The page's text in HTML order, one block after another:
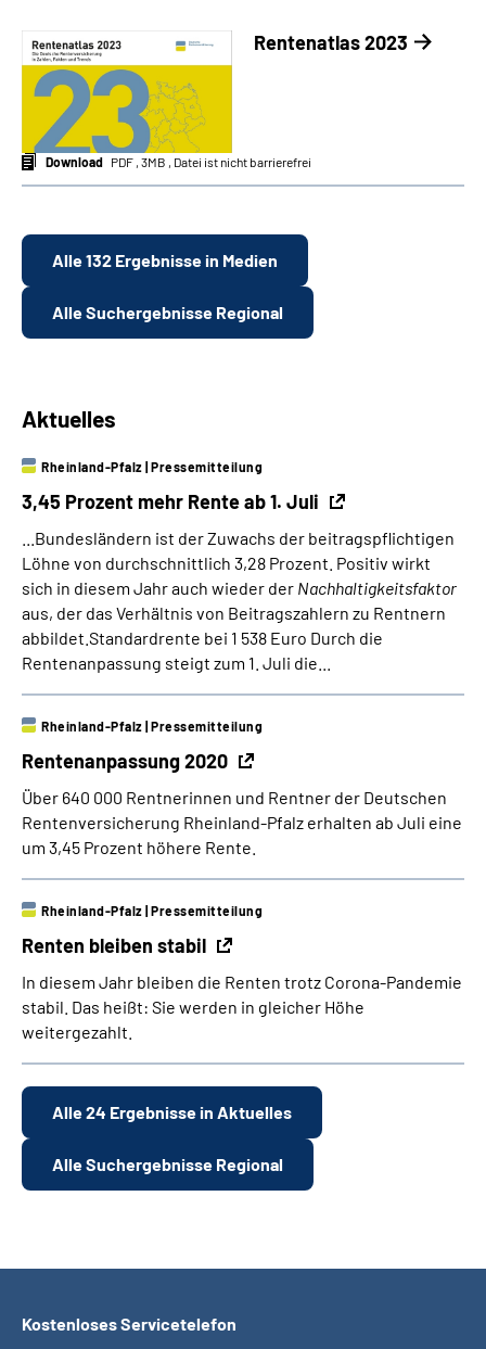
Rentenatlas 2023
Download PDF , 3MB , Datei ist nicht barrierefrei
Alle 132 Ergebnisse in Medien
Alle Suchergebnisse Regional
Aktuelles
3,45 Prozent mehr Rente ab 1. Juli
Rheinland-Pfalz Pressemitteilung
...Bundesländern ist der Zuwachs der beitragspflichtigen
Löhne von durchschnittlich 3,28 Prozent. Positiv wirkt
sich in diesem Jahr auch wieder der Nachhaltigkeitsfaktor
aus, der das Verhältnis von Beitragszahlern zu Rentnern
abbildet.Standardrente bei 1 538 Euro Durch die
Rentenanpassung steigt zum 1. Juli die...
Rentenanpassung 2020
Rheinland-Pfalz Pressemitteilung
Über 640 000 Rentnerinnen und Rentner der Deutschen
Rentenversicherung Rheinland-Pfalz erhalten ab Juli eine
um 3,45 Prozent höhere Rente.
Renten bleiben stabil
Rheinland-Pfalz Pressemitteilung
In diesem Jahr bleiben die Renten trotz Corona-Pandemie
stabil. Das heißt: Sie werden in gleicher Höhe
weitergezahlt.
Alle 24 Ergebnisse in Aktuelles
Alle Suchergebnisse Regional
Kostenloses Servicetelefon